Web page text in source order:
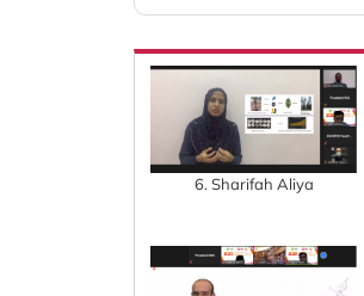
6. Sharifah Aliya